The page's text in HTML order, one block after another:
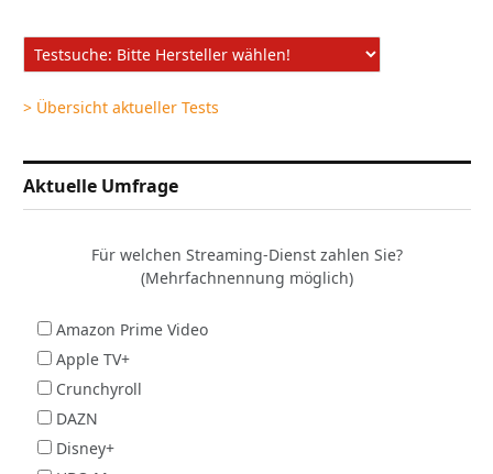
> Übersicht aktueller Tests
Aktuelle Umfrage
Für welchen Streaming-Dienst zahlen Sie?
(Mehrfachnennung möglich)
Amazon Prime Video
Apple TV+
Crunchyroll
DAZN
Disney+